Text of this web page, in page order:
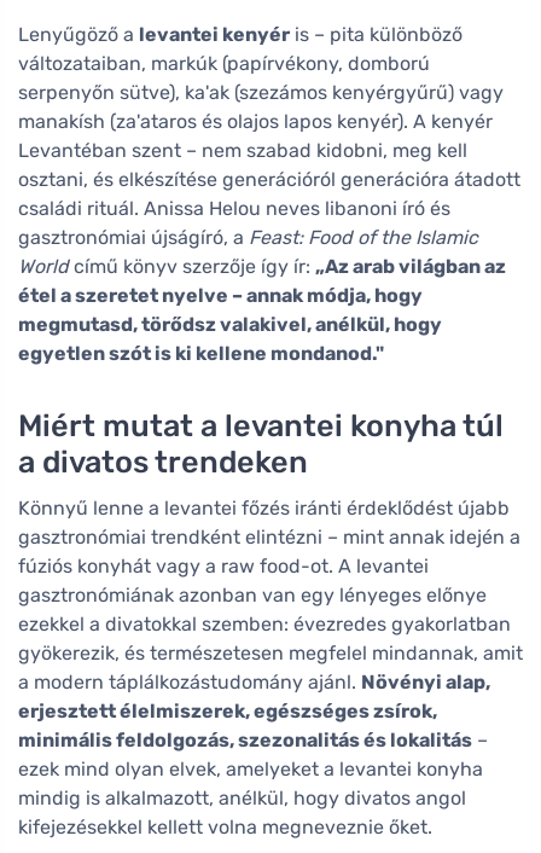
Lenyűgöző a levantei kenyér is – pita különböző
változataiban, markúk (papírvékony, domború
serpenyőn sütve), ka'ak (szezámos kenyérgyűrű) vagy
manakísh (za'ataros és olajos lapos kenyér). A kenyér
Levantéban szent – nem szabad kidobni, meg kell
osztani, és elkészítése generációról generációra átadott
családi rituál. Anissa Helou neves libanoni író és
gasztronómiai újságíró, a Feast: Food of the Islamic
Worldcímű könyv szerzője így ír: „Az arab világban az
étel a szeretet nyelve – annak módja, hogy
megmutasd, törődsz valakivel, anélkül, hogy
egyetlen szót is ki kellene mondanod."
Miért mutat a levantei konyha túl
a divatos trendeken
Könnyű lenne a levantei főzés iránti érdeklődést újabb
gasztronómiai trendként elintézni – mint annak idején a
fúziós konyhát vagy a raw food-ot. A levantei
gasztronómiának azonban van egy lényeges előnye
ezekkel a divatokkal szemben: évezredes gyakorlatban
gyökerezik, és természetesen megfelel mindannak, amit
a modern táplálkozástudomány ajánl. Növényi alap,
erjesztett élelmiszerek, egészséges zsírok,
minimális feldolgozás, szezonalitás és lokalitás –
ezek mind olyan elvek, amelyeket a levantei konyha
mindig is alkalmazott, anélkül, hogy divatos angol
kifejezésekkel kellett volna megneveznie őket.